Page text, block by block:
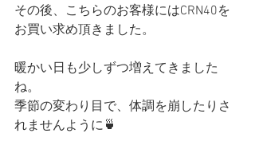
その後、こちらのお客様にはCRN40を
お買い求め頂きました。
暖かい日も少しずつ増えてきました
ね。
季節の変わり目で、体調を崩したりさ
れませんように🍵